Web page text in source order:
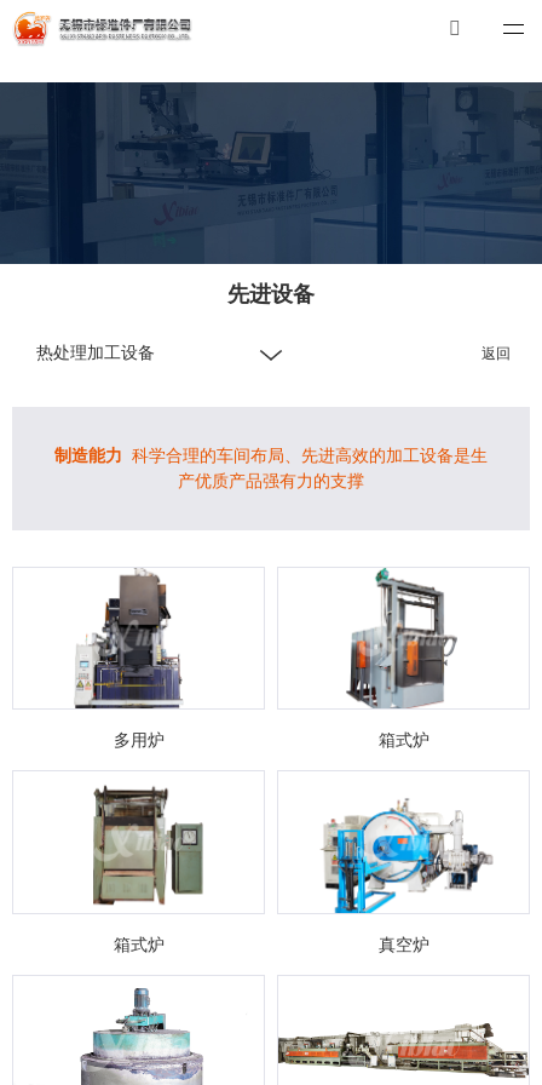
华体会体育_华体会（中国）
E-mail：
xibiao@craftstrading.com
华体会体育_华体会（中国）
先进设备
热处理加工设备 返回
制造能力 科学合理的车间布局、先进高效的加工设备是生
产优质产品强有力的支撑
多用炉 箱式炉
箱式炉 真空炉